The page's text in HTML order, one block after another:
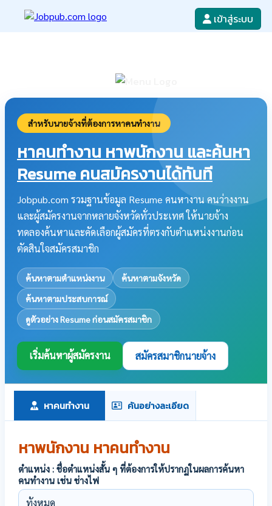
เข้าสู่ระบบ
สำหรับนายจ้างที่ต้องการหาคนทำงาน
หาคนทำงาน หาพนักงาน และค้นหา
Resume คนสมัครงานได้ทันที
Jobpub.com รวมฐานข้อมูล Resume คนหางาน คนว่างงาน
และผู้สมัครงานจากหลายจังหวัดทั่วประเทศ ให้นายจ้าง
ทดลองค้นหาและคัดเลือกผู้สมัครที่ตรงกับตำแหน่งงานก่อน
ตัดสินใจสมัครสมาชิก
ค้นหาตามตำแหน่งงาน
ค้นหาตามจังหวัด
ค้นหาตามประสบการณ์
ดูตัวอย่าง Resume ก่อนสมัครสมาชิก
เริ่มค้นหาผู้สมัครงาน สมัครสมาชิกนายจ้าง
หาคนทำงาน ค้นอย่างละเอียด
หาพนักงาน หาคนทำงาน
ตำแหน่ง : ชื่อตำแหน่งสั้น ๆ ที่ต้องการให้ปรากฏในผลการค้นหา
คนทำงาน เช่น ช่างไฟ